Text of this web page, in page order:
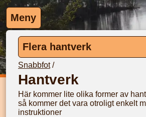
Meny
Flera hantverk
Snabbfot/
Hantverk
Här kommer lite olika former av
så kommer det vara otroligt enkelt
instruktioner